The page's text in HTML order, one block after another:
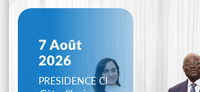
7 Août
2026
PRESIDENCE CI